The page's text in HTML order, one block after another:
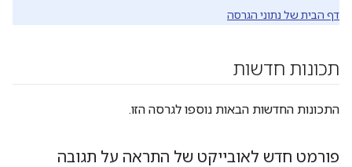
דף הבית של נתוני הגרסה
תכונות חדשות
התכונות החדשות הבאות נוספו לגרסה הזו.
פורמט חדש לאובייקט של התראה על תגובה